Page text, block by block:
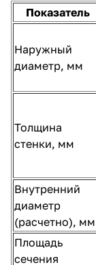
Показатель
Наружный
диаметр, мм
Толщина
стенки, мм
Внутренний
диаметр
(расчетно), мм
Площадь
сечения